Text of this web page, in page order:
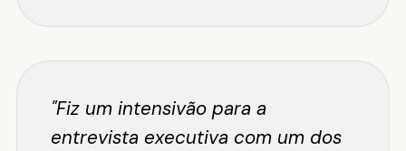
"Fiz um intensivão para a
entrevista executiva com um dos